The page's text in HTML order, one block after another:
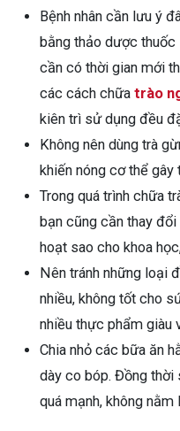
Bệnh nhân cần lưu ý
bằng thảo dược
cần có thời gian mới
các cách chữa trào
kiên trì sử dụng đều
Không nên dùng trà
khiến nóng cơ thể gây
Trong quá trình chữa
bạn cũng cần thay
hoạt sao cho khoa
Nên tránh những loại
nhiều, không tốt cho
nhiều thực phẩm giàu
Chia nhỏ các bữa ăn
dày co bóp. Đồng thời
quá mạnh, không nằm